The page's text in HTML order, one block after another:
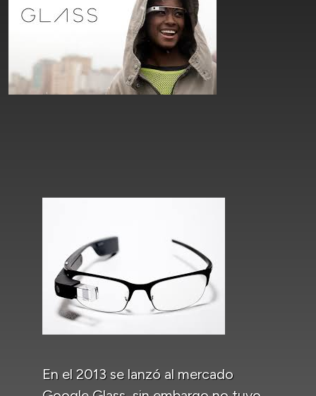
En el 2013 se lanzó al mercado